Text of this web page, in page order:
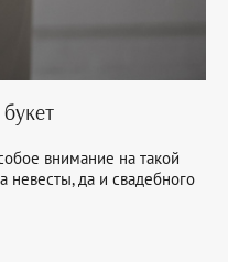
внимание на такой
невесты, да и свадебного